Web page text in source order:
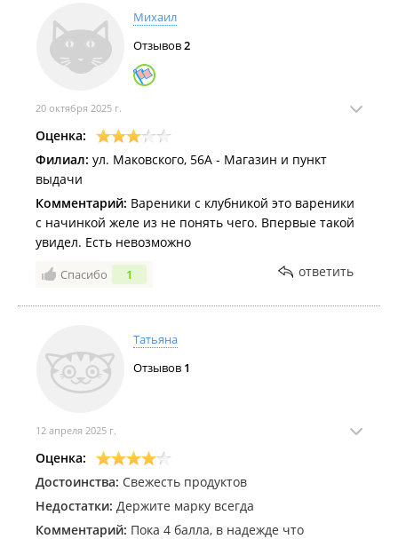
заказа или от его части без объяснения причины.
В воскресенье доставка не осуществляется.
Оплата через расчетный счет осуществляется для юр. лиц.
ИП Балашов В. И.
Филиалы находятся в ТЦ "
Молл".
Михаил
Отзывов2
20 октября 2025 г.
Оценка:
Филиал: ул. Маковского, 56А - Магазин и пункт
выдачи
Комментарий: Вареники с клубникой это вареники
с начинкой желе из не понять чего. Впервые такой
увидел. Есть невозможно
Спасибо 1 ответить
Татьяна
Отзывов 1
12 апреля 2025 г.
Оценка:
Достоинства: Свежесть продуктов
Недостатки: Держите марку всегда
Комментарий: Пока 4 балла, в надежде что